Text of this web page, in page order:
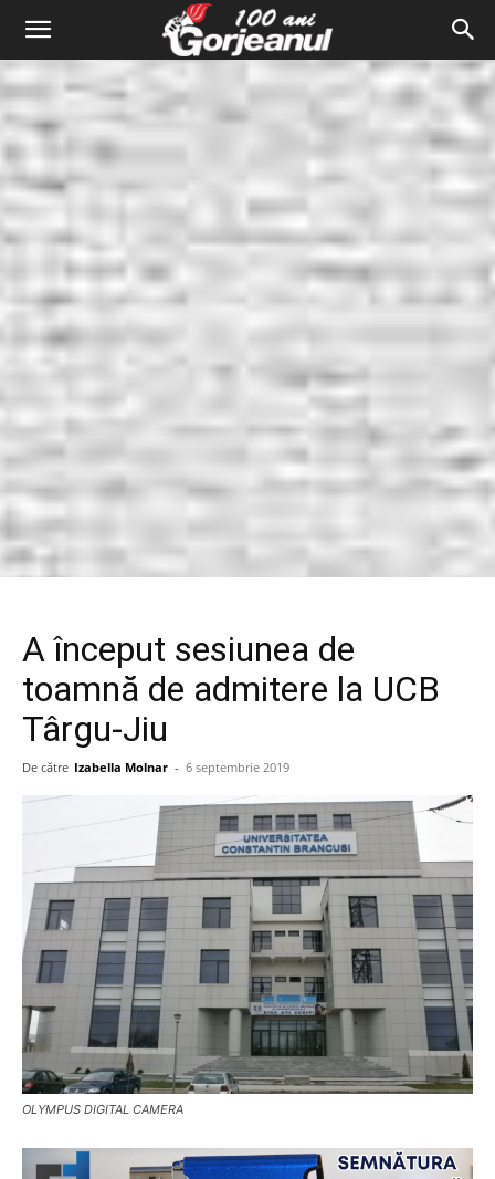
A început sesiunea de
toamnă de admitere la UCB
Târgu-Jiu
De către Izabella Molnar - 6 septembrie 2019
OLYMPUS DIGITAL CAMERA